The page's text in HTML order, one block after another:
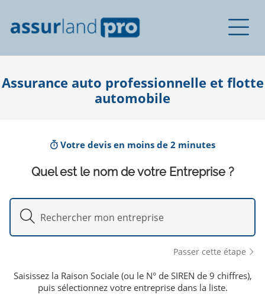
Assurance auto professionnelle et flotte
automobile
Votre devis en moins de 2 minutes
Quel est le nom de votre Entreprise ?
Passer cette étape
Saisissez la Raison Sociale (ou le N° de SIREN de 9 chiffres),
puis sélectionnez votre entreprise dans la liste.